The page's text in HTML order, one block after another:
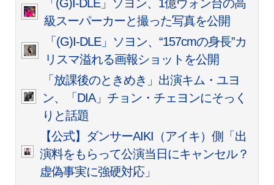
「(G)I-DLE」ソヨン、1億ウォン台の高
級スーパーカーと撮った写真を公開
「(G)I-DLE」ソヨン、“157cmの身長”カ
リスマ溢れる画報ショットを公開
「放課後のときめき」出演キム・ユヨ
ン、「DIA」チョン・チェヨンにそっく
りと話題
【公式】ダンサーAIKI（アイキ）側「出
演料をもらって公演当日にキャンセル？
虚偽事実に強硬対応」